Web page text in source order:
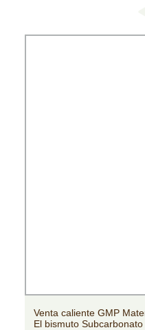
Venta caliente GMP
El bismuto Subcarbonato